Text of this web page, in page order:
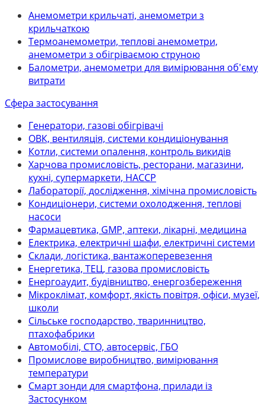
Анемометри крильчаті, анемометри з
крильчаткою
Термоанемометри, теплові анемометри,
анемометри з обігріваємою струною
Балометри, анемометри для вимірювання об'єму
витрати
Сфера застосування
Генератори, газові обігрівачі
ОВК, вентиляція, системи кондиціонування
Котли, системи опалення, контроль викидів
Харчова промисловість, ресторани, магазини,
кухні, супермаркети, НАССР
Лабораторії, дослідження, хімічна промисловість
Кондиціонери, системи охолодження, теплові
насоси
Фармацевтика, GMP, аптеки, лікарні, медицина
Електрика, електричні шафи, електричні системи
Склади, логістика, вантажоперевезення
Енергетика, ТЕЦ, газова промисловість
Енергоаудит, будівництво, енергозбереження
Мікроклімат, комфорт, якість повітря, офіси, музеї,
школи
Сільське господарство, тваринництво,
птахофабрики
Автомобілі, СТО, автосервіс, ГБО
Промислове виробництво, вимірювання
температури
Смарт зонди для смартфона, прилади із
Застосунком